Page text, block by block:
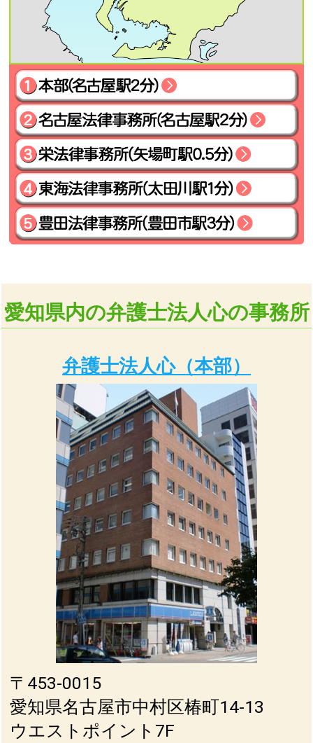
愛知県内の弁護士法人心の事務所
弁護士法人心（本部）
〒453-0015
愛知県名古屋市中村区椿町14-13
ウエストポイント7F